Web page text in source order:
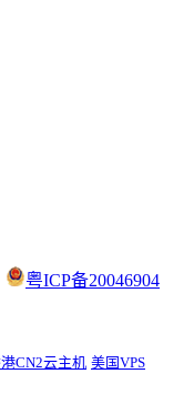
粤ICP备20046904
CN2云主机 美国VPS